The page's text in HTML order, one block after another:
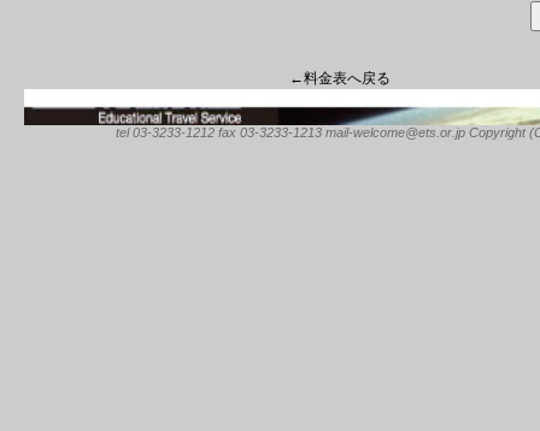
←料金表へ戻る
tel 03-3233-1212 fax 03-3233-1213 mail-welcome@ets.or.jp Copyright